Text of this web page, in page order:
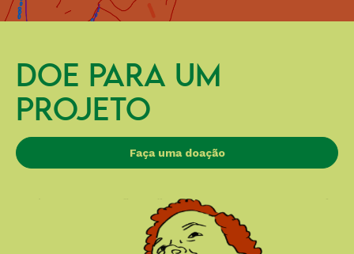
DOE PARA UM
PROJETO
Faça uma doação